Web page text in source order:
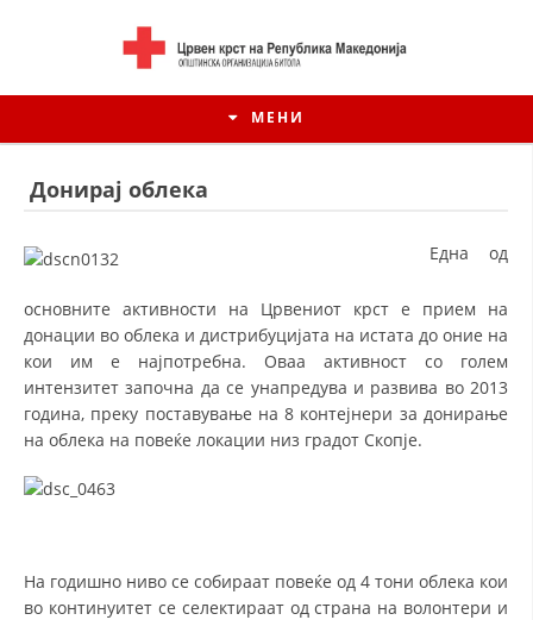
МЕНИ
ИСТОРИЈАТ НА ЦКРМ
КОНТАКТ ИНФОРМАЦИИ
Донирај облека
Една од
основните активности на Црвениот крст е прием на
донации во облека и дистрибуцијата на истата до оние на
кои им е најпотребна. Оваа активност со голем
интензитет започна да се унапредува и развива во 2013
година, преку поставување на 8 контејнери за донирање
на облека на повеќе локации низ градот Скопје.
На годишно ниво се собираат повеќе од 4 тони облека кои
во континуитет се селектираат од страна на волонтери и